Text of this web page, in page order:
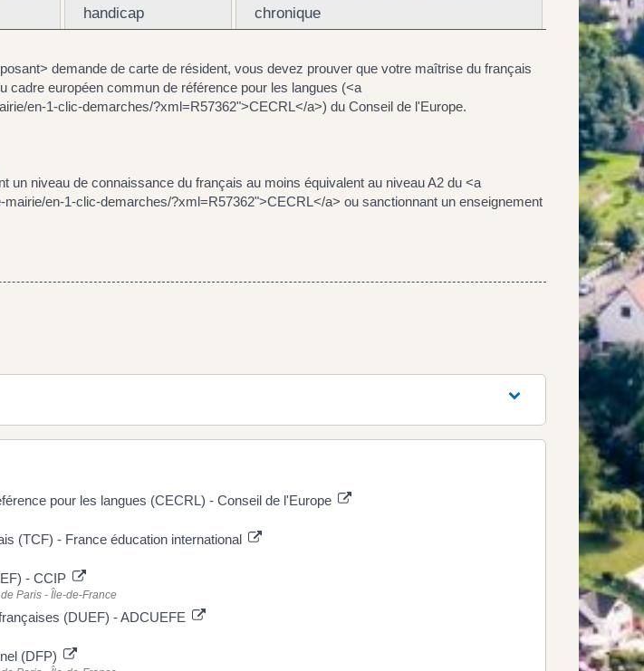
handicap
chronique
demande de carte de résident, vous devez prouver que votre maîtrise du français
cadre européen commun de référence pour les langues (<a
en-1-clic-demarches/?xml=R57362">CECRL</a>) du Conseil de l'Europe.
un niveau de connaissance du français au moins équivalent au niveau A2 du <a
en-1-clic-demarches/?xml=R57362">CECRL</a> ou sanctionnant un enseignement
pour les langues (CECRL) - Conseil de l'Europe
(TCF) - France éducation international
- CCIP
Paris - Île-de-France
(DUEF) - ADCUEFE
(DFP)